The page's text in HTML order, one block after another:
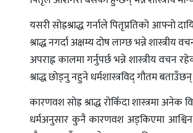
यसरी सोह्रश्राद्ध गर्नाले पितृप्रतिको आफ्नो
श्राद्ध नगर्दा अक्षम्य दोष लाग्छ भन्ने शास्त्रीय
अपराह्न कालमा गर्नुपर्छ भन्ने शास्त्रीय वचन
श्राद्ध छोड्नु नहुने धर्मशास्त्रविद् गौतम
कारणवश सोह्र श्राद्ध रोकिँदा शास्त्रमा
धर्मअनुसार कुनै कारणवश अड्किएमा आश्विन